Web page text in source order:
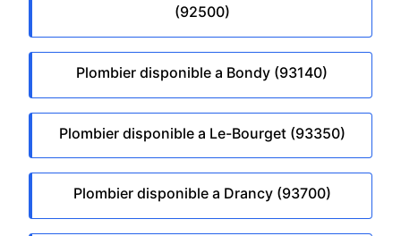
(92500)
Plombier disponible a Bondy (93140)
Plombier disponible a Le-Bourget (93350)
Plombier disponible a Drancy (93700)